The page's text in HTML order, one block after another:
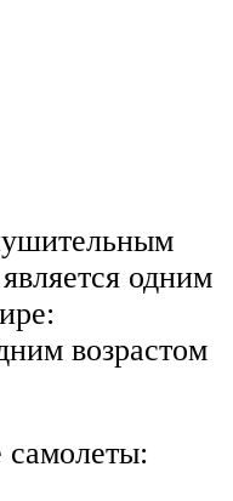
одним
возрастом
самолеты: